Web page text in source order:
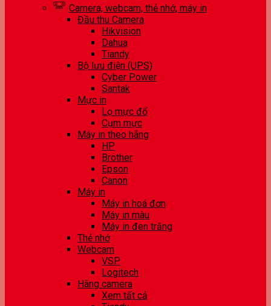
Camera, webcam, thẻ nhớ, máy in
Đầu thu Camera
Hikvision
Dahua
Tiandy
Bộ lưu điện (UPS)
Cyber Power
Santak
Mực in
Lọ mực đổ
Cụm mực
Máy in theo hãng
HP
Brother
Epson
Canon
Máy in
Máy in hoá đơn
Máy in màu
Máy in đen trắng
Thẻ nhớ
Webcam
VSP
Logitech
Hãng camera
Xem tất cả